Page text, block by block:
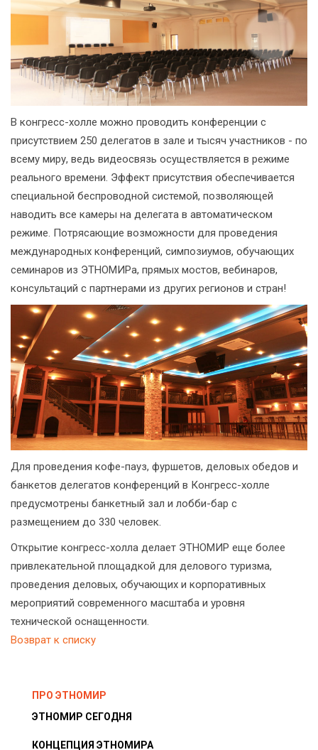
В конгресс-холле можно проводить конференции с
присутствием 250 делегатов в зале и тысяч участников - по
всему миру, ведь видеосвязь осуществляется в режиме
реального времени. Эффект присутствия обеспечивается
специальной беспроводной системой, позволяющей
наводить все камеры на делегата в автоматическом
режиме. Потрясающие возможности для проведения
международных конференций, симпозиумов, обучающих
семинаров из ЭТНОМИРа, прямых мостов, вебинаров,
консультаций с партнерами из других регионов и стран!
Для проведения кофе-пауз, фуршетов, деловых обедов и
банкетов делегатов конференций в Конгресс-холле
предусмотрены банкетный зал и лобби-бар с
размещением до 330 человек.
Открытие конгресс-холла делает ЭТНОМИР еще более
привлекательной площадкой для делового туризма,
проведения деловых, обучающих и корпоративных
мероприятий современного масштаба и уровня
технической оснащенности.
Возврат к списку
ПРО ЭТНОМИР
ЭТНОМИР СЕГОДНЯ
КОНЦЕПЦИЯ ЭТНОМИРА